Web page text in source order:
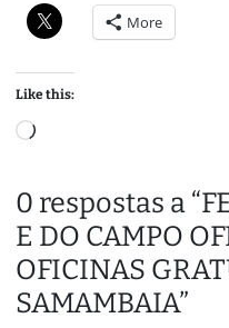
More
Like this:
L
d
n
g
…
0 respostas a
E DO CAMPO
OFICINAS
SAMAMBAIA”